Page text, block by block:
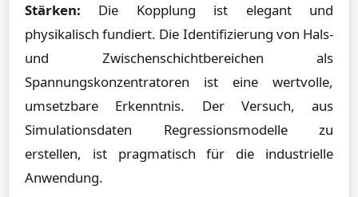
Stärken: Die Kopplung ist elegant und
physikalisch fundiert. Die Identifizierung von Hals-
und Zwischenschichtbereichen als
Spannungskonzentratoren ist eine wertvolle,
umsetzbare Erkenntnis. Der Versuch, aus
Simulationsdaten Regressionsmodelle zu
erstellen, ist pragmatisch für die industrielle
Anwendung.